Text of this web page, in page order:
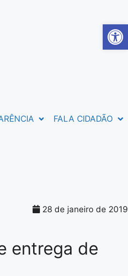
FALA CIDADÃO
28 de janeiro de 2019
entrega de
Abrir